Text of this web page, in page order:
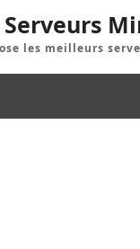
les meilleurs